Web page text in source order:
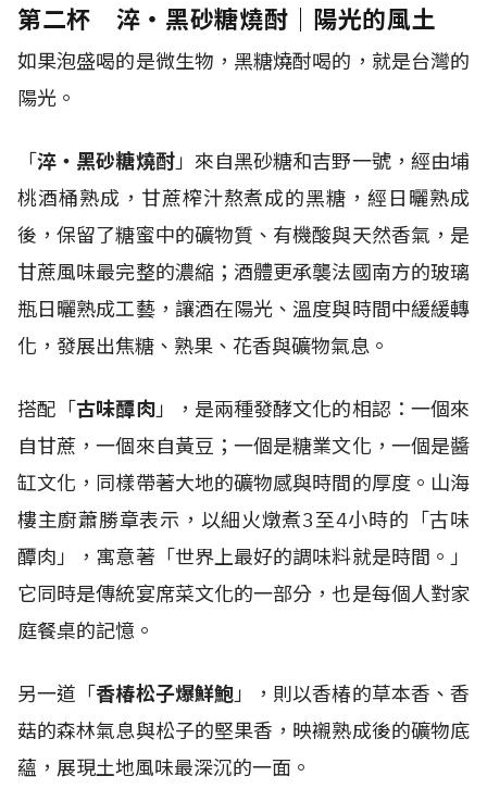
第二杯 淬・黑砂糖燒酎｜陽光的風土
如果泡盛喝的是微生物，黑糖燒酎喝的，就是台灣的
陽光。
「淬・黑砂糖燒酎」來自黑砂糖和吉野一號，經由埔
桃酒桶熟成，甘蔗榨汁熬煮成的黑糖，經日曬熟成
後，保留了糖蜜中的礦物質、有機酸與天然香氣，是
甘蔗風味最完整的濃縮；酒體更承襲法國南方的玻璃
瓶日曬熟成工藝，讓酒在陽光、溫度與時間中緩緩轉
化，發展出焦糖、熟果、花香與礦物氣息。
搭配「古味醰肉」，是兩種發酵文化的相認：一個來
自甘蔗，一個來自黃豆；一個是糖業文化，一個是醬
缸文化，同樣帶著大地的礦物感與時間的厚度。山海
樓主廚蕭勝章表示，以細火燉煮3至4小時的「古味
醰肉」，寓意著「世界上最好的調味料就是時間。」
它同時是傳統宴席菜文化的一部分，也是每個人對家
庭餐桌的記憶。
另一道「香椿松子爆鮮鮑」，則以香椿的草本香、香
菇的森林氣息與松子的堅果香，映襯熟成後的礦物底
蘊，展現土地風味最深沉的一面。